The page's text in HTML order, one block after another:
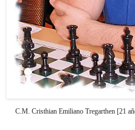
C.M. Cristhian Emiliano Tregarthen [21